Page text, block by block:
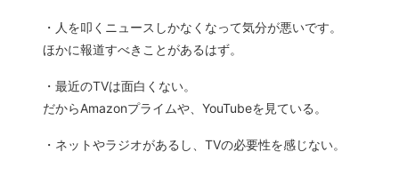
・人を叩くニュースしかなくなって気分が悪いです。
ほかに報道すべきことがあるはず。
・最近のTVは面白くない。
だからAmazonプライムや、YouTubeを見ている。
・ネットやラジオがあるし、TVの必要性を感じない。